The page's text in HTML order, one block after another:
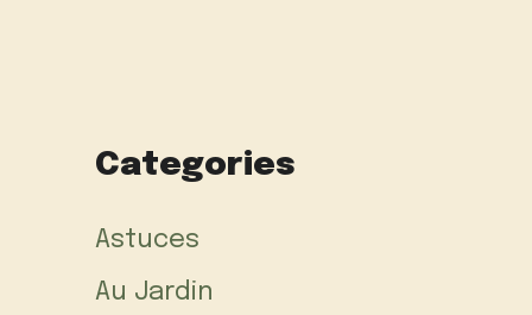
Categories
Astuces
Au Jardin